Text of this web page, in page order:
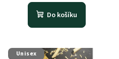
Do košíku
Unisex